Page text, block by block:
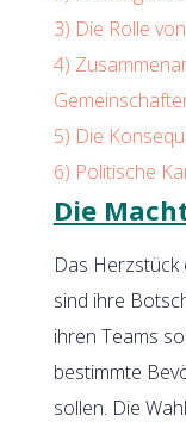
3) Die Rolle
4)
5) Die
6) Politische
Die
Das Herzstück
sind ihre
ihren Teams
bestimmte
sollen. Die